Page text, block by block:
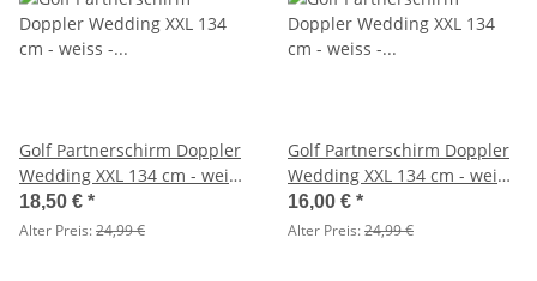
Golf Partnerschirm Doppler
Wedding XXL 134 cm - weiss
- 2.Wahl
18,50 € *
Alter Preis:24,99 €
Golf Partnerschirm Doppler
Wedding XXL 134 cm - weiss
- 2.Wahl
16,00 € *
Alter Preis:24,99 €